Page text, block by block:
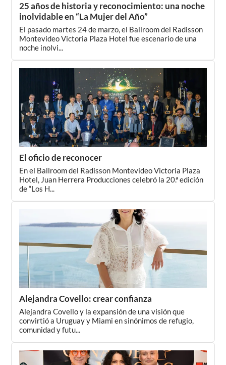
25 años de historia y reconocimiento: una noche
inolvidable en “La Mujer del Año”
El pasado martes 24 de marzo, el Ballroom del Radisson
Montevideo Victoria Plaza Hotel fue escenario de una
noche inolvi...
El oficio de reconocer
En el Ballroom del Radisson Montevideo Victoria Plaza
Hotel, Juan Herrera Producciones celebró la 20.ª edición
de “Los H...
Alejandra Covello: crear confianza
Alejandra Covello y la expansión de una visión que
convirtió a Uruguay y Miami en sinónimos de refugio,
comunidad y futu...